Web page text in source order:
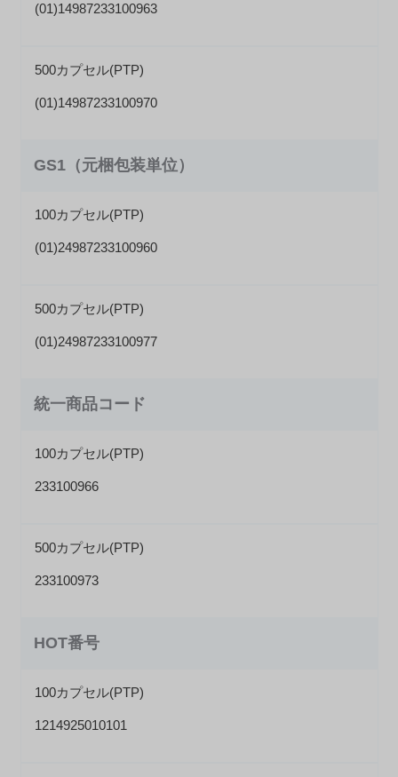
(01)14987233100963
500カプセル(PTP)
(01)14987233100970
GS1（元梱包装単位）
100カプセル(PTP)
(01)24987233100960
500カプセル(PTP)
(01)24987233100977
統一商品コード
100カプセル(PTP)
233100966
500カプセル(PTP)
233100973
HOT番号
100カプセル(PTP)
1214925010101